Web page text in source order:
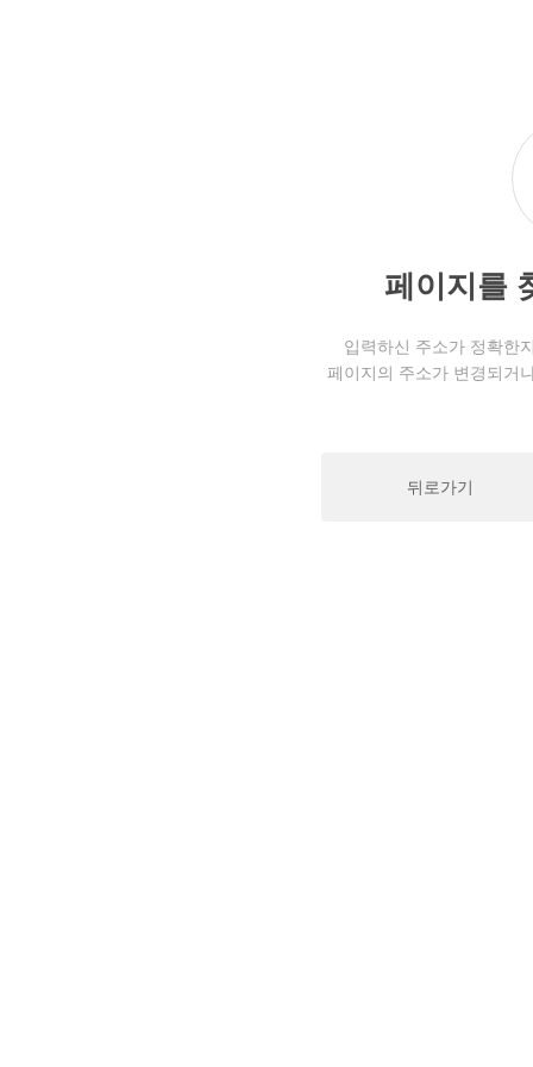
페이지를
입력하신 주소가 정확한
페이지의 주소가 변경되거
뒤로가기